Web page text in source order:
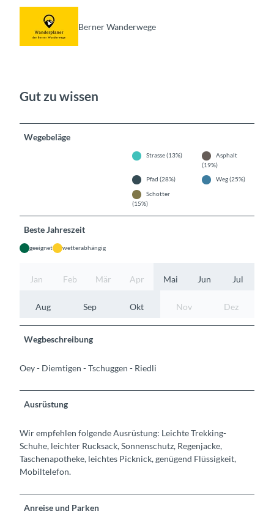
Berner Wanderwege
Gut zu wissen
Wegebeläge
Strasse (13%)
Asphalt
(19%)
Pfad (28%)
Weg (25%)
Schotter
(15%)
Beste Jahreszeit
geeignet wetterabhängig
Jan Feb Mär Apr Mai Jun Jul
Aug Sep Okt Nov Dez
Wegbeschreibung
Oey - Diemtigen - Tschuggen - Riedli
Ausrüstung
Wir empfehlen folgende Ausrüstung: Leichte Trekking-
Schuhe, leichter Rucksack, Sonnenschutz, Regenjacke,
Taschenapotheke, leichtes Picknick, genügend Flüssigkeit,
Mobiltelefon.
Anreise und Parken